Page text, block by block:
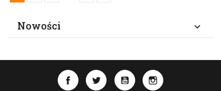
Nowości 
FacebookTwitterYouTubeInstagram